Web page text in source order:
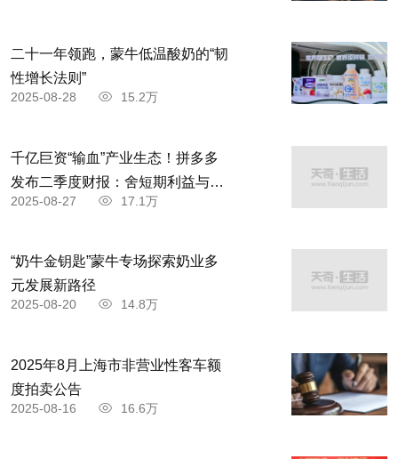
二十一年领跑，蒙牛低温酸奶的“韧
性增长法则”
2025-08-28 15.2万
千亿巨资“输血”产业生态！拼多多
发布二季度财报：舍短期利益与商
家共赴高质量发展
2025-08-27 17.1万
“奶牛金钥匙”蒙牛专场探索奶业多
元发展新路径
2025-08-20 14.8万
2025年8月上海市非营业性客车额
度拍卖公告
2025-08-16 16.6万